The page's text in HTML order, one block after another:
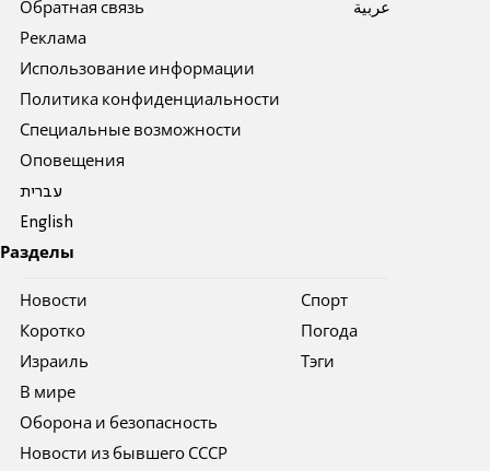
Обратная связь
Реклама
Использование информации
Политика конфиденциальности
Специальные возможности
Оповещения
עברית
English
عربية
Разделы
Новости
Коротко
Израиль
В мире
Оборона и безопасность
Новости из бывшего СССР
Спорт
Погода
Тэги